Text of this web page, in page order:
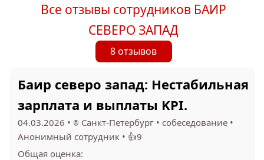
Все отзывы сотрудников БАИР
СЕВЕРО ЗАПАД
8 отзывов
Баир северо запад: Нестабильная
зарплата и выплаты KPI.
04.03.2026 • Санкт-Петербург • собеседование •
Анонимный сотрудник • 👍9
Общая оценка: